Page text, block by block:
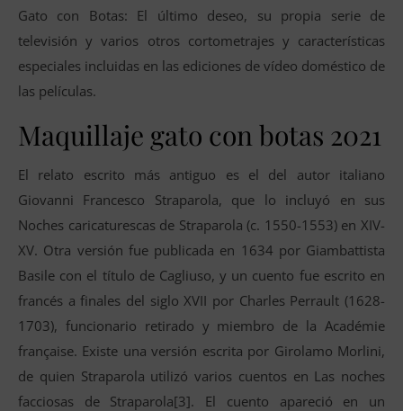
Gato con Botas: El último deseo, su propia serie de
televisión y varios otros cortometrajes y características
especiales incluidas en las ediciones de vídeo doméstico de
las películas.
Maquillaje gato con botas 2021
El relato escrito más antiguo es el del autor italiano
Giovanni Francesco Straparola, que lo incluyó en sus
Noches caricaturescas de Straparola (c. 1550-1553) en XIV-
XV. Otra versión fue publicada en 1634 por Giambattista
Basile con el título de Cagliuso, y un cuento fue escrito en
francés a finales del siglo XVII por Charles Perrault (1628-
1703), funcionario retirado y miembro de la Académie
française. Existe una versión escrita por Girolamo Morlini,
de quien Straparola utilizó varios cuentos en Las noches
facciosas de Straparola[3]. El cuento apareció en un